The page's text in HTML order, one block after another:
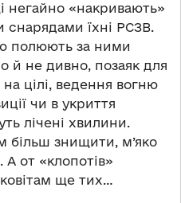
негайно «накривають»
їхні РСЗВ.
полюють за ними
й не дивно, позаяк для
цілі, ведення вогню
чи в укриття
лічені хвилини.
більш знищити, м’яко
от «клопотів»
ще тих…